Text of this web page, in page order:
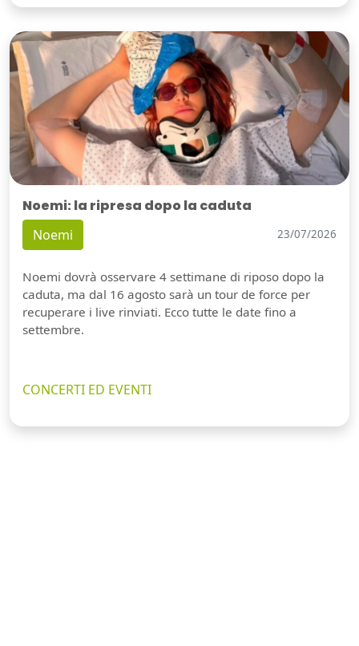
Noemi: la ripresa dopo la caduta
Noemi 23/07/2026
Noemi dovrà osservare 4 settimane di riposo dopo la
caduta, ma dal 16 agosto sarà un tour de force per
recuperare i live rinviati. Ecco tutte le date fino a
settembre.
CONCERTI ED EVENTI